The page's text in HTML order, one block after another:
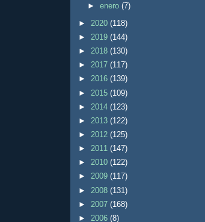
►enero(7)
► 2020 (118)
► 2019 (144)
► 2018 (130)
► 2017 (117)
► 2016 (139)
► 2015 (109)
► 2014 (123)
► 2013 (122)
► 2012 (125)
► 2011 (147)
► 2010 (122)
► 2009 (117)
► 2008 (131)
► 2007 (168)
► 2006 (8)